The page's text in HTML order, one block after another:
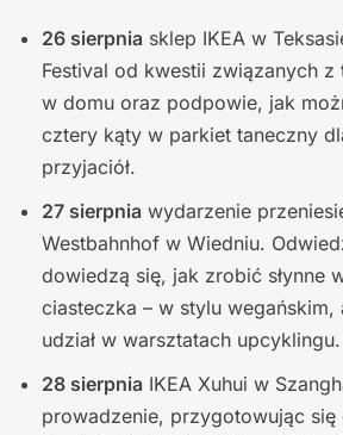
26 sierpnia sklep IKEA w
Festival od kwestii związanych
w domu oraz podpowie, jak
cztery kąty w parkiet taneczny
przyjaciół.
27 sierpnia wydarzenie
Westbahnhof w Wiedniu.
dowiedzą się, jak zrobić słynne
ciasteczka – w stylu wegańskim,
udział w warsztatach upcyklingu.
28 sierpnia IKEA Xuhui w
prowadzenie, przygotowując